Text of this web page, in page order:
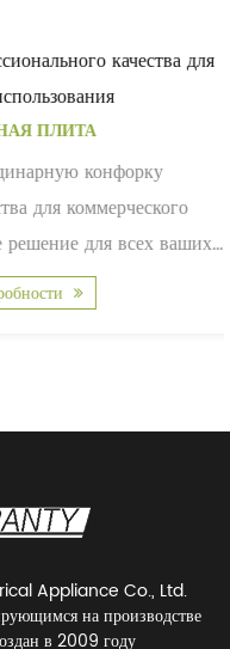
качества для
ПЛИТА
конфорку
для коммерческого
для всех ваших
п...
Appliance Co., Ltd.
на производстве
в 2009 году